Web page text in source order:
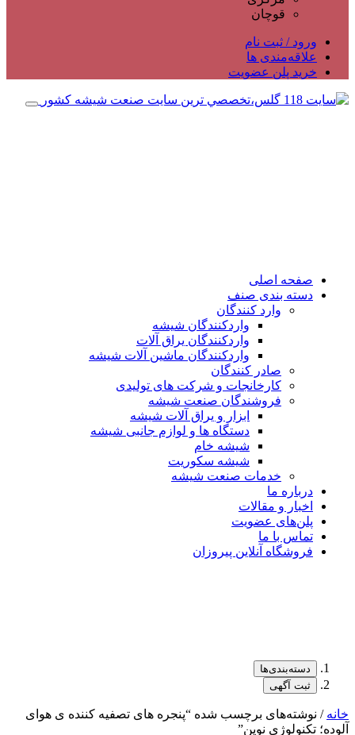
قوچان
ورود / ثبت نام
علاقه‌مندی ها
خرید پلن عضویت
صفحه اصلی
دسته بندی صنف
وارد کنندگان
واردکنندگان شیشه
واردکنندگان یراق آلات
واردکنندگان ماشین آلات شیشه
صادر کنندگان
کارخانجات و شرکت های تولیدی
فروشندگان صنعت شیشه
ابزار و یراق آلات شیشه
دستگاه ها و لوازم جانبی شیشه
شیشه خام
شیشه سکوریت
خدمات صنعت شیشه
درباره ما
اخبار و مقالات
پلن‌های عضویت
تماس با ما
فروشگاه آنلاین پیروزان
دسته‌بندی‌ها
ثبت آگهی
خانه / نوشته‌های برچسب شده “پنجره های تصفیه کننده ی هوای
آلوده؛ تکنولوژی نوین”